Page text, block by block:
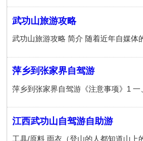
武功山旅游攻略
萍乡到张家界自驾游
江西武功山自驾游自助游